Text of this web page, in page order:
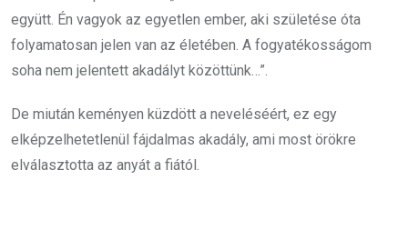
együtt. Én vagyok az egyetlen ember, aki születése óta
folyamatosan jelen van az életében. A fogyatékosságom
soha nem jelentett akadályt közöttünk…”.
De miután keményen küzdött a neveléséért, ez egy
elképzelhetetlenül fájdalmas akadály, ami most örökre
elválasztotta az anyát a fiától.